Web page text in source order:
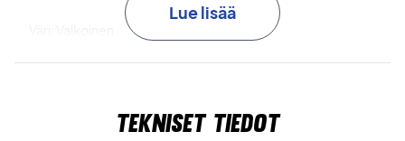
Lue lisää
Tekniset tiedot